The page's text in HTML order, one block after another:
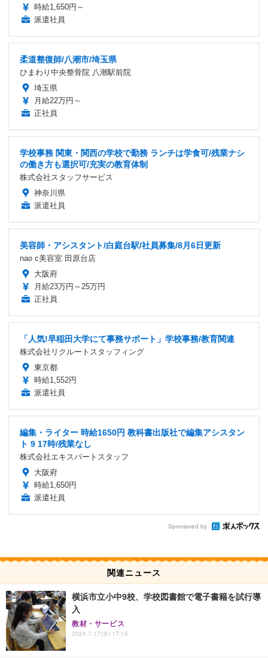
時給1,650円～
派遣社員
柔道整復師/八潮市/埼玉県
ひまわり中央整骨院 八潮駅前院
埼玉県
月給22万円～
正社員
学校事務 関東・関西の学校で勤務 ランチは学食可/残業ナシ
の働き方も選択可/充実の教育体制
株式会社スタッフサービス
神奈川県
派遣社員
美容師・アシスタント/白庭台駅/社員募集/8月6日更新
nao c美容室 田原台店
大阪府
月給23万円～25万円
正社員
「人気!早稲田大学にて事務サポート」学校事務/教育関連
株式会社リクルートスタッフィング
東京都
時給1,552円
派遣社員
編集・ライター 時給1650円 教科書出版社で編集アシスタン
ト 9 17時/残業なし
株式会社エキスパートスタッフ
大阪府
時給1,650円
派遣社員
Sponsored by
関連ニュース
横浜市立小中9校、学校図書館で電子書籍を試行導
入
教材・サービス
2024.7.17(水) 17:15